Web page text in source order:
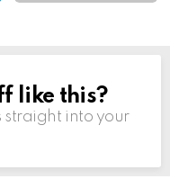
like this?
straight into your